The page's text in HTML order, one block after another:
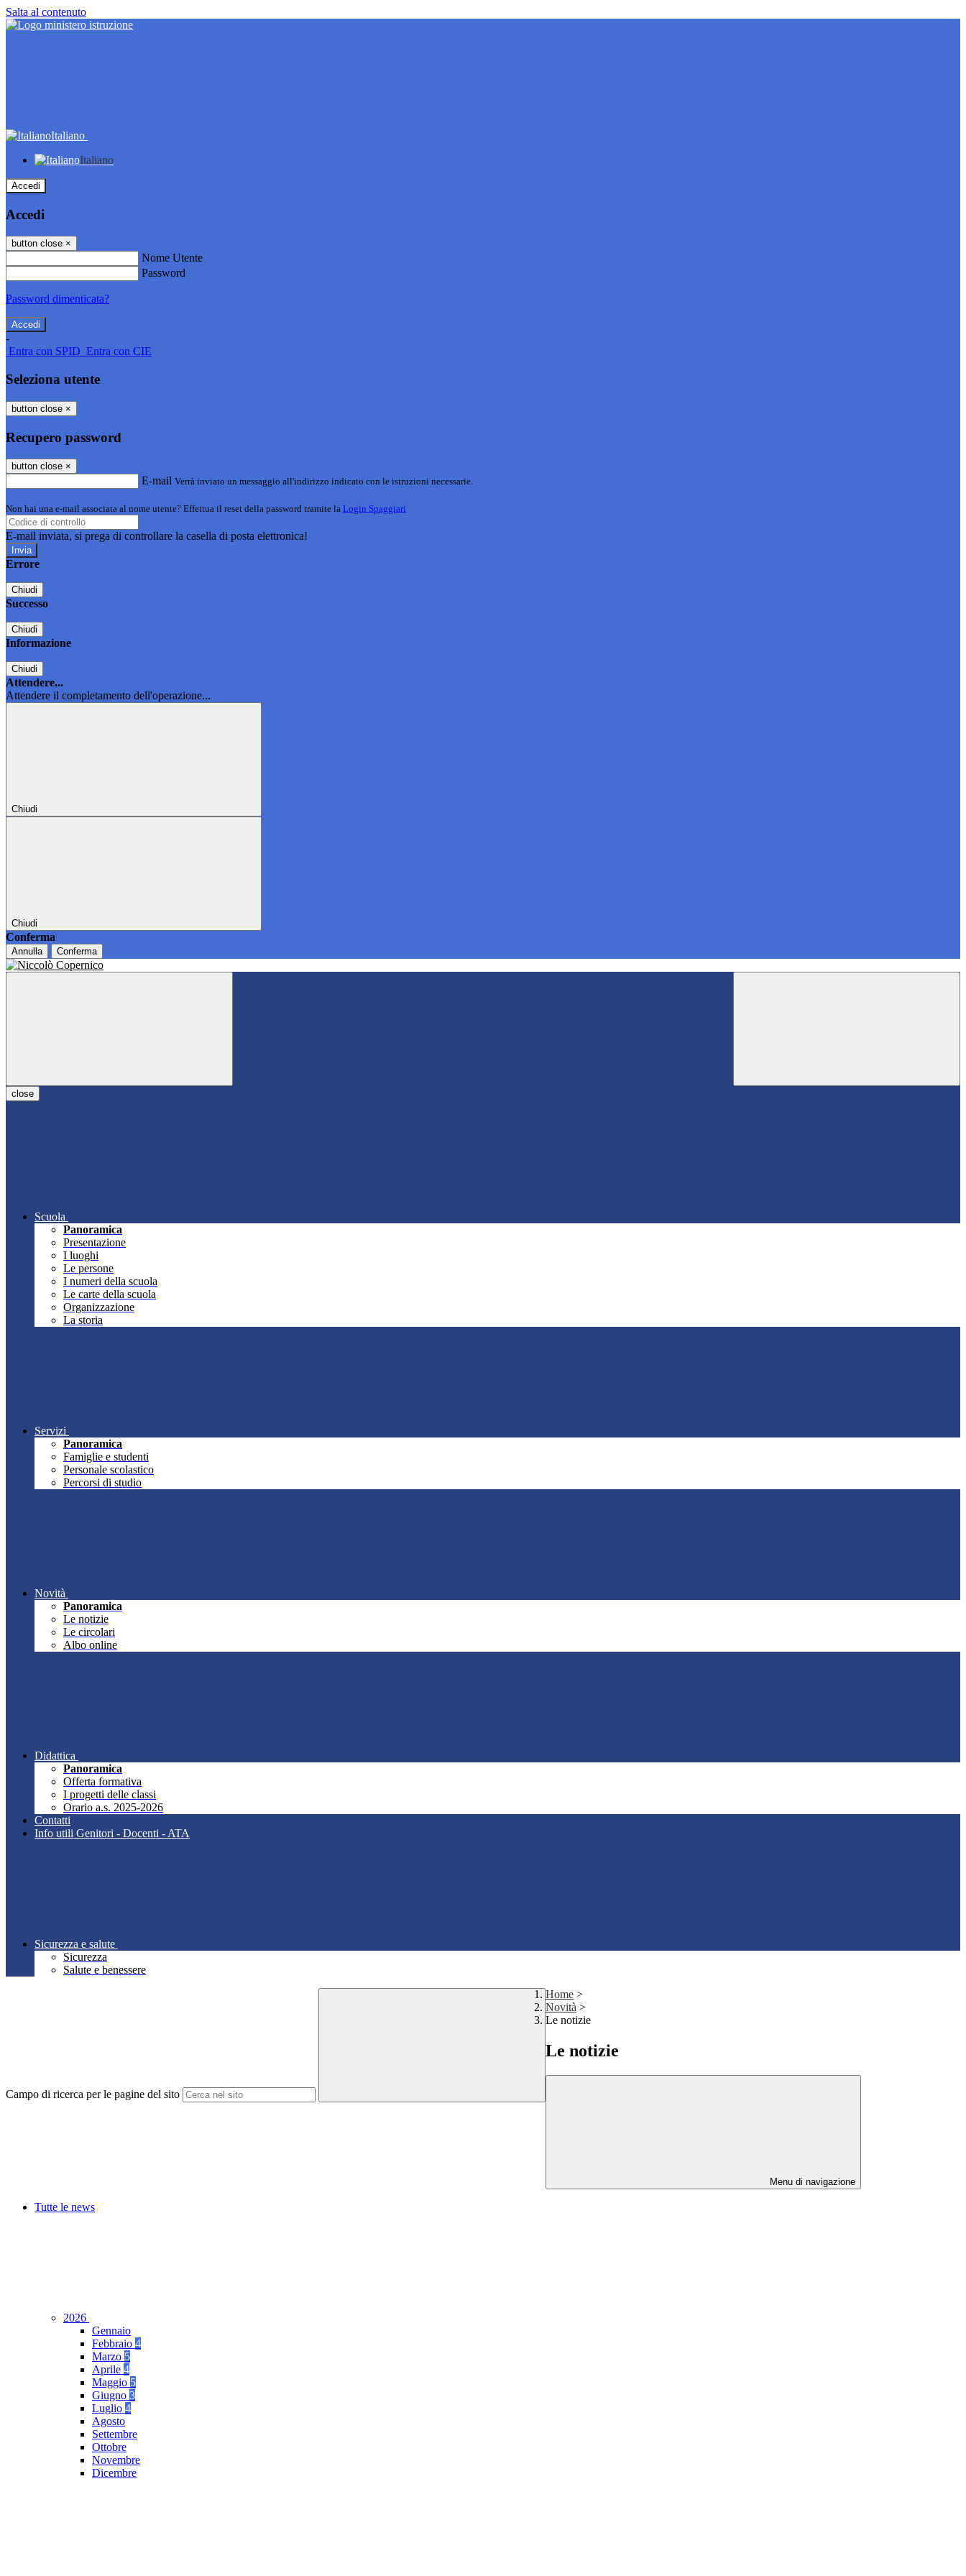
Salta al contenuto
Italiano
Italiano
Accedi
Accedi
button close ×
Nome Utente
Password
Password dimenticata?
-
Entra con SPID Entra con CIE
Seleziona utente
button close ×
Recupero password
button close ×
E-mail Verrà inviato un messaggio all'indirizzo indicato con le istruzioni necessarie.
Non hai una e-mail associata al nome utente? Effettua il reset della password tramite la Login Spaggiari
E-mail inviata, si prega di controllare la casella di posta elettronica!
Errore
Chiudi
Successo
Chiudi
Informazione
Chiudi
Attendere...
Attendere il completamento dell'operazione...
Chiudi
Chiudi
Conferma
Annulla Conferma
close
Scuola
Panoramica
Presentazione
I luoghi
Le persone
I numeri della scuola
Le carte della scuola
Organizzazione
La storia
Servizi
Panoramica
Famiglie e studenti
Personale scolastico
Percorsi di studio
Novità
Panoramica
Le notizie
Le circolari
Albo online
Didattica
Panoramica
Offerta formativa
I progetti delle classi
Orario a.s. 2025-2026
Contatti
Info utili Genitori - Docenti - ATA
Sicurezza e salute
Sicurezza
Salute e benessere
Campo di ricerca per le pagine del sito
Home >
Novità >
Le notizie
Le notizie
Menu di navigazione
Tutte le news
2026
Gennaio
Febbraio 4
Marzo 5
Aprile 4
Maggio 5
Giugno 3
Luglio 4
Agosto
Settembre
Ottobre
Novembre
Dicembre